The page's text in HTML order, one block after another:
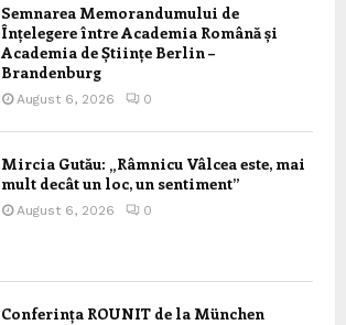
Semnarea Memorandumului de
Înțelegere între Academia Română și
Academia de Științe Berlin –
Brandenburg
August 6, 2026 0
Mircia Gutău: „Râmnicu Vâlcea este, mai
mult decât un loc, un sentiment”
August 6, 2026 0
Conferința ROUNIT de la München